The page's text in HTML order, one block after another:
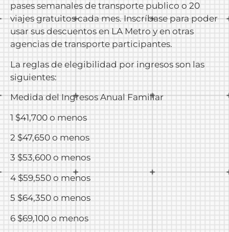
pases semanales de transporte publico o 20
viajes gratuitos cada mes. Inscríbase para poder
usar sus descuentos en LA Metro y en otras
agencias de transporte participantes.
La reglas de elegibilidad por ingresos son las
siguientes:
Medida del Ingresos Anual Familiar
1 $41,700 o menos
2 $47,650 o menos
3 $53,600 o menos
4 $59,550 o menos
5 $64,350 o menos
6 $69,100 o menos